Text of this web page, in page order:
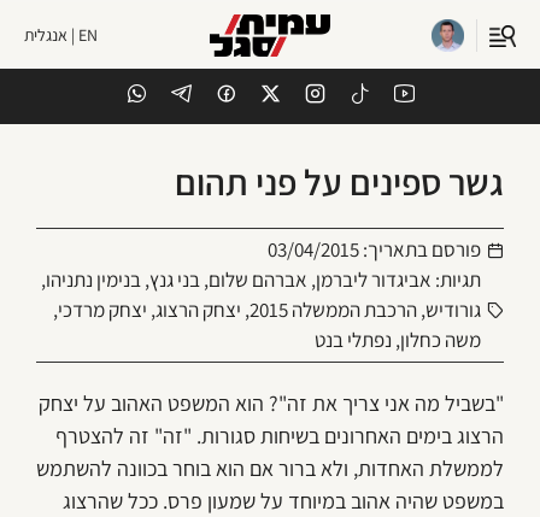
EN | אנגלית
גשר ספינים על פני תהום
פורסם בתאריך:03/04/2015
תגיות: אביגדור ליברמן, אברהם שלום,בני גנץ,בנימין נתניהו,
גורודיש,הרכבת הממשלה 2015 , יצחק הרצוג, יצחק מרדכי,
משה כחלון, נפתלי בנט
"בשביל מה אני צריך את זה"? הוא המשפט האהוב על יצחק
הרצוג בימים האחרונים בשיחות סגורות. "זה" זה להצטרף
לממשלת האחדות, ולא ברור אם הוא בוחר בכוונה להשתמש
במשפט שהיה אהוב במיוחד על שמעון פרס. ככל שהרצוג